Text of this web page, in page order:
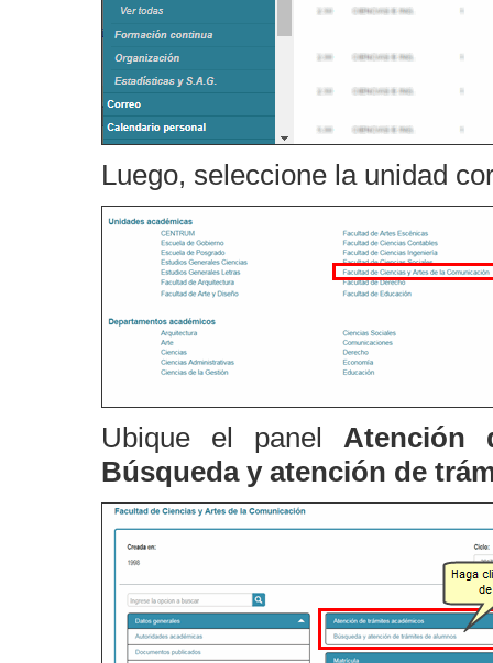
Luego, seleccione la unidad
Ubique el panel Atención
Búsqueda y atención de